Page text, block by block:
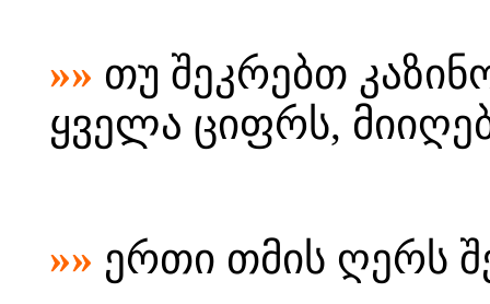
»» თუ შეკრებთ
ყველა ციფრს,
»» ერთი თმის ღერს